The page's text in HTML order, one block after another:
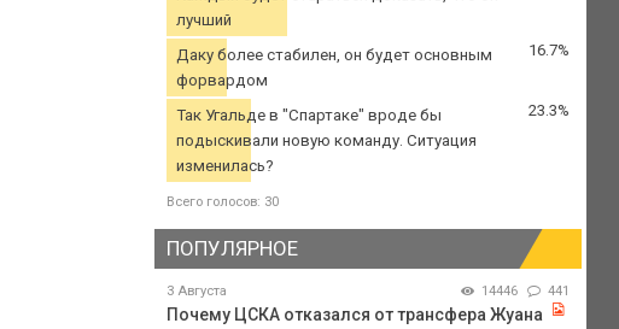
лучший
Даку более стабилен, он будет основным
форвардом
16.7%
Так Угальде в "Спартаке" вроде бы
подыскивали новую команду. Ситуация
изменилась?
23.3%
Всего голосов: 30
ПОПУЛЯРНОЕ
3 Августа 14446 441
Почему ЦСКА отказался от трансфера Жуана